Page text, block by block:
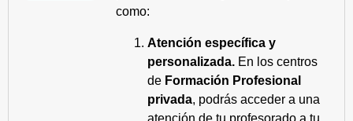
como:
Atención específica y
personalizada. En los centros
de Formación Profesional
privada, podrás acceder a una
atención de tu profesorado a tu